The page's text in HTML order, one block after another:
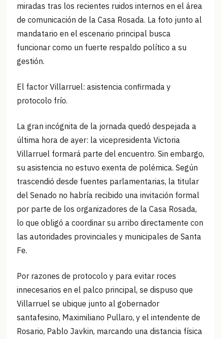
miradas tras los recientes ruidos internos en el área
de comunicación de la Casa Rosada. La foto junto al
mandatario en el escenario principal busca
funcionar como un fuerte respaldo político a su
gestión.
El factor Villarruel: asistencia confirmada y
protocolo frío.
La gran incógnita de la jornada quedó despejada a
última hora de ayer: la vicepresidenta Victoria
Villarruel formará parte del encuentro. Sin embargo,
su asistencia no estuvo exenta de polémica. Según
trascendió desde fuentes parlamentarias, la titular
del Senado no habría recibido una invitación formal
por parte de los organizadores de la Casa Rosada,
lo que obligó a coordinar su arribo directamente con
las autoridades provinciales y municipales de Santa
Fe.
Por razones de protocolo y para evitar roces
innecesarios en el palco principal, se dispuso que
Villarruel se ubique junto al gobernador
santafesino, Maximiliano Pullaro, y el intendente de
Rosario, Pablo Javkin, marcando una distancia física